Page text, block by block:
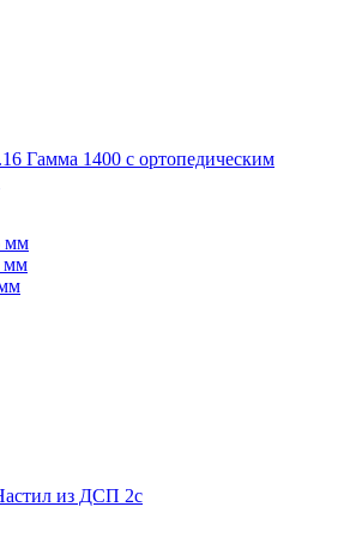
Гамма 1400 с ортопедическим
мм
мм
из ДСП 2с